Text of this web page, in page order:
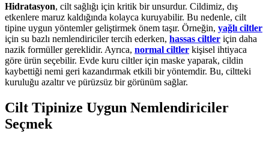
Hidratasyon, cilt sağlığı için kritik bir unsurdur. Cildimiz, dış
etkenlere maruz kaldığında kolayca kuruyabilir. Bu nedenle, cilt
tipine uygun yöntemler geliştirmek önem taşır. Örneğin, yağlı ciltler
için su bazlı nemlendiriciler tercih ederken, hassas ciltler için daha
nazik formüller gereklidir. Ayrıca, normal ciltler kişisel ihtiyaca
göre ürün seçebilir. Evde kuru ciltler için maske yaparak, cildin
kaybettiği nemi geri kazandırmak etkili bir yöntemdir. Bu, ciltteki
kuruluğu azaltır ve pürüzsüz bir görünüm sağlar.
Cilt Tipinize Uygun Nemlendiriciler
Seçmek